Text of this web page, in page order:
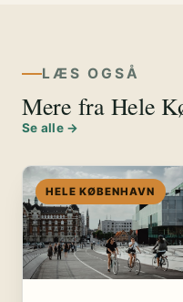
LÆS OGSÅ
Mere fra Hele
Se alle →
HELE KØBENHAVN